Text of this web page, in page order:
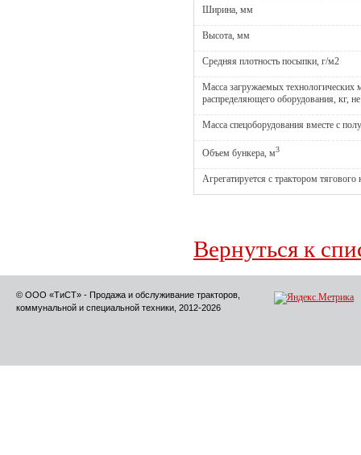
Ширина, мм
Высота, мм
Средняя плотность посыпки, г/м2
Масса загружаемых технологических
распределяющего оборудования, кг,
Масса спецоборудования вместе с
Объем бункера, м3
Агрегатируется с трактором тягового
Вернуться к
© ООО «ТиСТ» - Продажа и обслуживание тракторов,
коммунальной и специальной техники, 2012-2026